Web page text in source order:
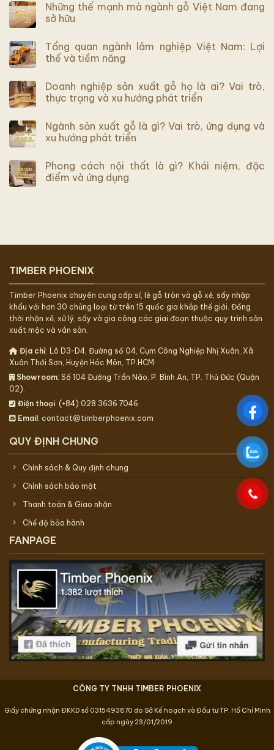
Những thế mạnh mà ngành gỗ Việt Nam đang
sở hữu
Tổng quan ngành lâm nghiệp Việt Nam: Lợi
thế và tiềm năng
Doanh nghiệp sản xuất gỗ họ là ai? Vai trò,
thực trạng và xu hướng phát triển
Ngành sản xuất gỗ là gì? Vai trò, ứng dụng và
xu hướng phát triển
Phong cách nội thất là gì? Khái niệm, đặc
điểm và ứng dụng
TIMBER PHOENIX
Timber Phoenix chuyên cung cấp sỉ, lẻ gỗ tròn và gỗ xẻ, sấy nhập
khẩu với hơn 30 chủng loại từ trên 15 quốc gia khắp thế giới. Đồng
thời nhận xẻ, xử lý, sấy và gia công các giai đoạn thuộc quy trình sản
xuất mộc và ván sàn.
Địa chỉ: Lô D3-D4, Đường số 04, Cụm Công Nghiệp Nhị Xuân, Xã
Xuân Thới Sơn, Huyện Hóc Môn, TP.HCM
Showroom: Số 104 Đường Trần Não, P. Bình An, TP. Thủ Đức (Quận
02).
Điện thoại: (+84) 028 3636 7046
Email : contact@timberphoenix.com
QUY ĐỊNH CHUNG
Chính sách & Quy định chung
Chính sách bảo mật
Thanh toán & Giao nhận
Chế độ bảo hành
FANPAGE
CÔNG TY TNHH TIMBER PHOENIX
Giấy chứng nhận ĐKKD số 0315493870 do Sở Kế hoạch và Đầu tư TP. Hồ Chí Minh
cấp ngày 23/01/2019